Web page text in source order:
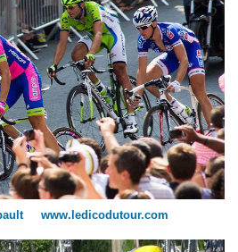
www.ledicodutour.com